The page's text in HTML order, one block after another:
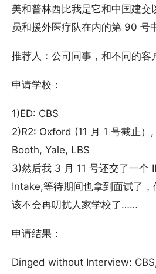
美和普林西比我是它和中国建交
员和援外医疗队在内的第 90
推荐人：公司同事，和不同的客
申请学校：
1)ED: CBS
2)R2: Oxford (11 月 1 号截止
Booth, Yale, LBS
3)然后我 3 月 11 号还交了一个
Intake,等待期间也拿到面试了
该不会再叨扰人家学校了……
申请结果：
Dinged without Interview: